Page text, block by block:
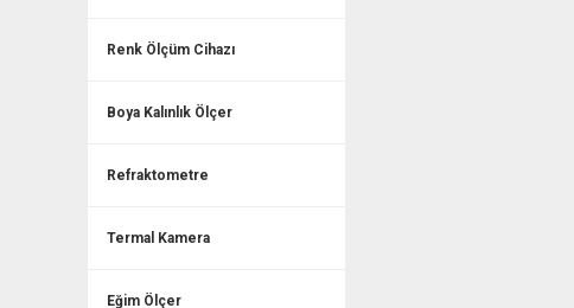
Renk Ölçüm Cihazı
Boya Kalınlık Ölçer
Refraktometre
Termal Kamera
Eğim Ölçer